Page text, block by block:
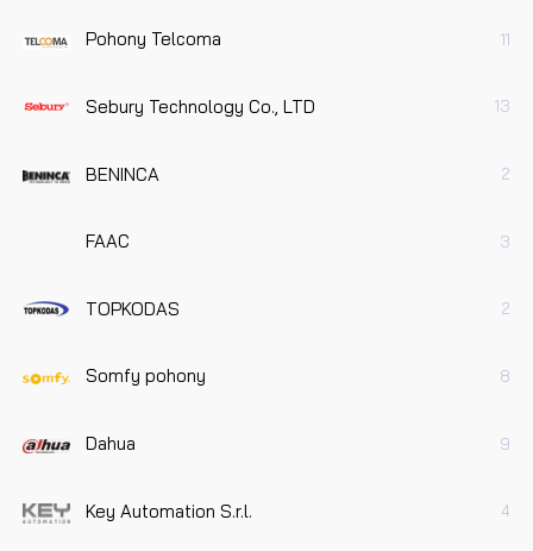
Pohony Telcoma 11
Sebury Technology Co., LTD 13
BENINCA 2
FAAC 3
TOPKODAS 2
Somfy pohony 8
Dahua 9
Key Automation S.r.l. 4